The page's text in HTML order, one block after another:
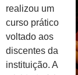
realizou um
curso prático
voltado aos
discentes da
instituição. A